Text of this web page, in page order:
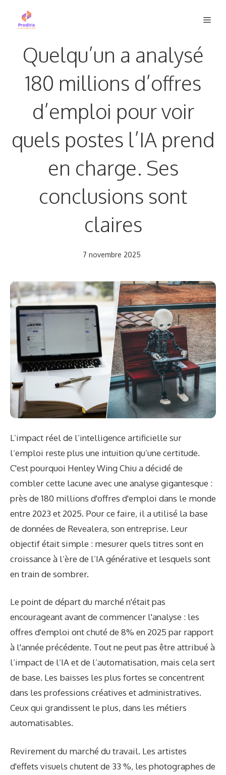
Quelqu’un a analysé
180 millions d’offres
d’emploi pour voir
quels postes l’IA prend
en charge. Ses
conclusions sont
claires
7 novembre 2025
L’impact réel de l’intelligence artificielle sur
l’emploi reste plus une intuition qu’une certitude.
C'est pourquoi Henley Wing Chiu a décidé de
combler cette lacune avec une analyse gigantesque :
près de 180 millions d'offres d'emploi dans le monde
entre 2023 et 2025. Pour ce faire, il a utilisé la base
de données de Revealera, son entreprise. Leur
objectif était simple : mesurer quels titres sont en
croissance à l’ère de l’IA générative et lesquels sont
en train de sombrer.
Le point de départ du marché n'était pas
encourageant avant de commencer l'analyse : les
offres d'emploi ont chuté de 8% en 2025 par rapport
à l'année précédente. Tout ne peut pas être attribué à
l’impact de l’IA et de l’automatisation, mais cela sert
de base. Les baisses les plus fortes se concentrent
dans les professions créatives et administratives.
Ceux qui grandissent le plus, dans les métiers
automatisables.
Revirement du marché du travail. Les artistes
d'effets visuels chutent de 33 %, les photographes de